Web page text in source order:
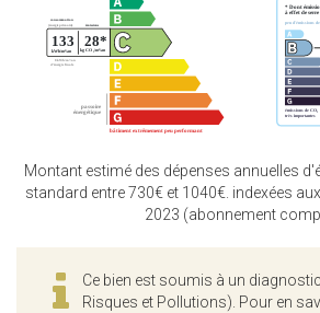
Montant estimé des dépenses annuelles
standard entre 730€ et 1040€. indexées
2023 (abonnement
Ce bien est soumis à un
Risques et Pollutions). Pour en